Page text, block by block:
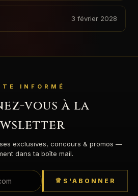
3 février 2028
INFORMÉ
vous à la
exclusives, concours & promos —
dans ta boîte mail.
S'ABONNER